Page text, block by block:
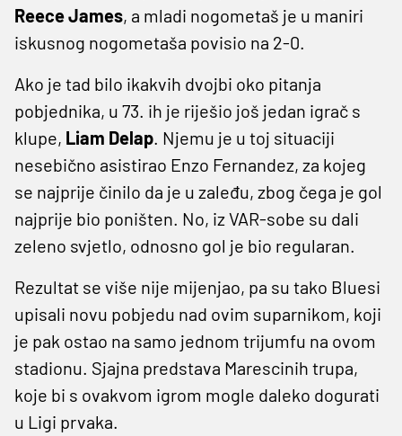
Reece James, a mladi nogometaš je u maniri
iskusnog nogometaša povisio na 2-0.
Ako je tad bilo ikakvih dvojbi oko pitanja
pobjednika, u 73. ih je riješio još jedan igrač s
klupe, Liam Delap. Njemu je u toj situaciji
nesebično asistirao Enzo Fernandez, za kojeg
se najprije činilo da je u zaleđu, zbog čega je gol
najprije bio poništen. No, iz VAR-sobe su dali
zeleno svjetlo, odnosno gol je bio regularan.
Rezultat se više nije mijenjao, pa su tako Bluesi
upisali novu pobjedu nad ovim suparnikom, koji
je pak ostao na samo jednom trijumfu na ovom
stadionu. Sjajna predstava Marescinih trupa,
koje bi s ovakvom igrom mogle daleko dogurati
u Ligi prvaka.